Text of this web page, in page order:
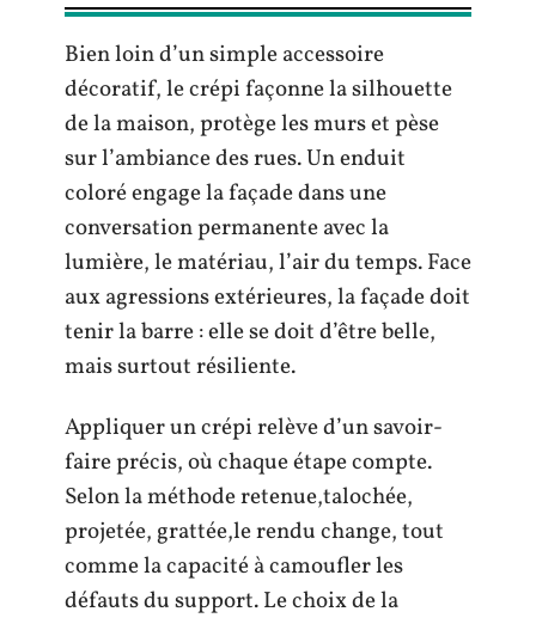
Bien loin d’un simple accessoire
décoratif, le crépi façonne la silhouette
de la maison, protège les murs et pèse
sur l’ambiance des rues. Un enduit
coloré engage la façade dans une
conversation permanente avec la
lumière, le matériau, l’air du temps. Face
aux agressions extérieures, la façade doit
tenir la barre : elle se doit d’être belle,
mais surtout résiliente.
Appliquer un crépi relève d’un savoir-
faire précis, où chaque étape compte.
Selon la méthode retenue,talochée,
projetée, grattée,le rendu change, tout
comme la capacité à camoufler les
défauts du support. Le choix de la